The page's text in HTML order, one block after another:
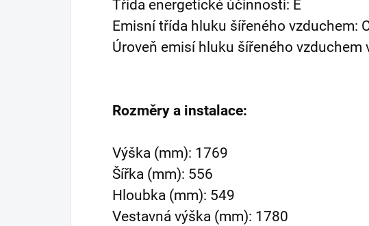
Třída energetické účinnosti: E
Emisní třída hluku šířeného vzduchem:
Úroveň emisí hluku šířeného vzduchem
Rozměry a instalace:
Výška (mm): 1769
Šířka (mm): 556
Hloubka (mm): 549
Vestavná výška (mm): 1780